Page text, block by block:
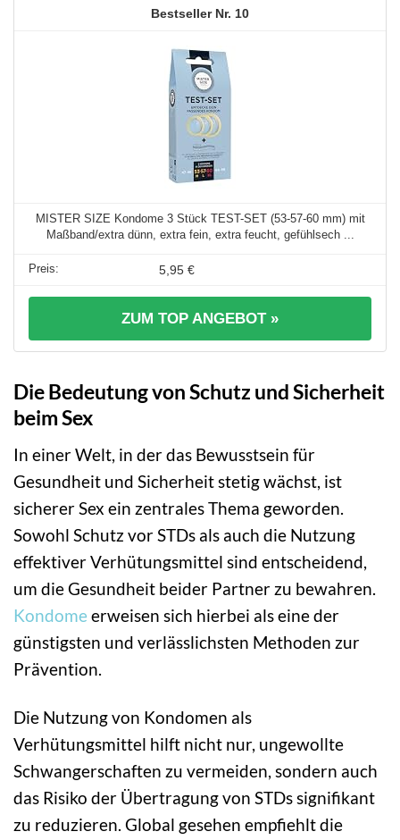
10
MISTER SIZE Kondome 3 Stück TEST-SET (53-57-60 mm) mit
Maßband/extra dünn, extra fein, extra feucht, gefühlsech ...
5,95 €
ZUM TOP ANGEBOT »
Die Bedeutung von Schutz und Sicherheit
beim Sex
In einer Welt, in der das Bewusstsein für
Gesundheit und Sicherheit stetig wächst, ist
sicherer Sex ein zentrales Thema geworden.
Sowohl Schutz vor STDs als auch die Nutzung
effektiver Verhütungsmittel sind entscheidend,
um die Gesundheit beider Partner zu bewahren.
Kondome erweisen sich hierbei als eine der
günstigsten und verlässlichsten Methoden zur
Prävention.
Die Nutzung von Kondomen als
Verhütungsmittel hilft nicht nur, ungewollte
Schwangerschaften zu vermeiden, sondern auch
das Risiko der Übertragung von STDs signifikant
zu reduzieren. Global gesehen empfiehlt die